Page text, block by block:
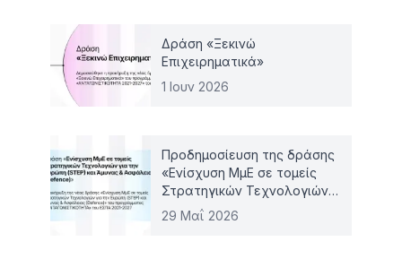
Δράση «Ξεκινώ
Επιχειρηματικά»
1 Ιουν 2026
Προδημοσίευση της δράσης
«Ενίσχυση ΜμΕ σε τομείς
Στρατηγικών Τεχνολογιών
για την Ευρώπη (STEP) και
29 Μαΐ 2026